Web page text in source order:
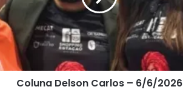
Coluna Delson Carlos – 6/6/2026